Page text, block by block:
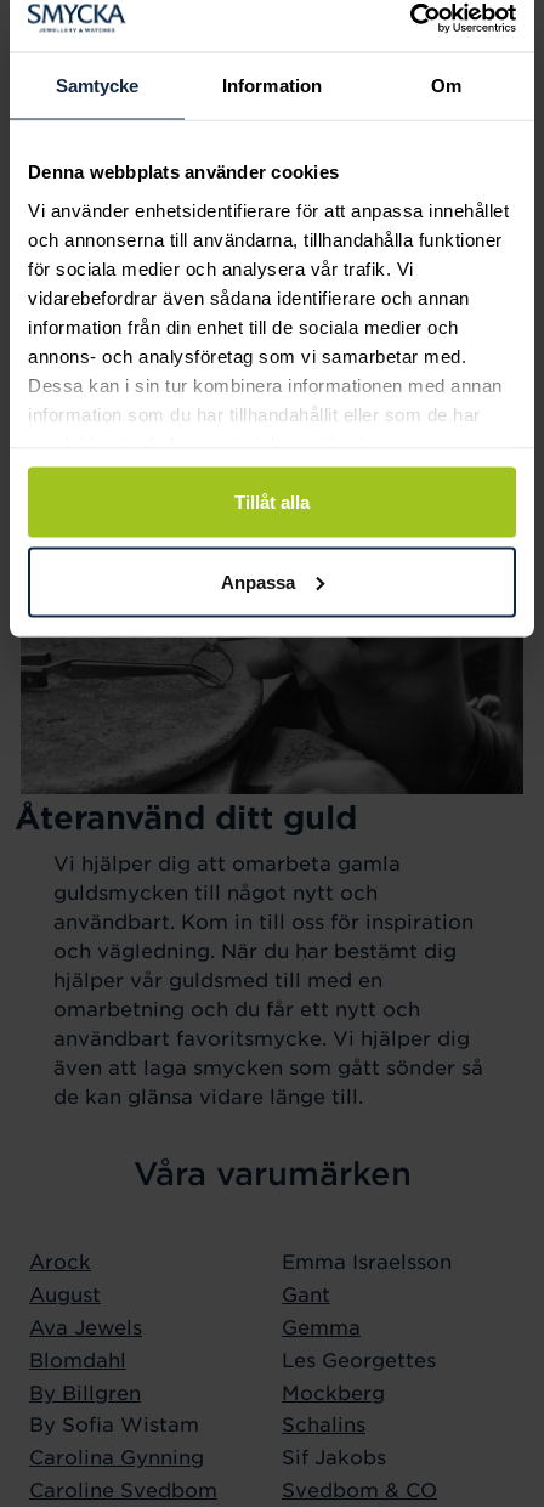
Samtycke Information Om
Denna webbplats använder cookies
Vi använder enhetsidentifierare för att anpassa innehållet
och annonserna till användarna, tillhandahålla funktioner
för sociala medier och analysera vår trafik. Vi
vidarebefordrar även sådana identifierare och annan
information från din enhet till de sociala medier och
annons- och analysföretag som vi samarbetar med.
Dessa kan i sin tur kombinera informationen med annan
information som du har tillhandahållit eller som de har
Tillåt alla
Anpassa
drömring för varje tillfälle i livet. Bokar du
perfekt för just din stil och smak.
Återanvänd ditt guld
Vi hjälper dig att omarbeta gamla
guldsmycken till något nytt och
användbart. Kom in till oss för inspiration
och vägledning. När du har bestämt dig
hjälper vår guldsmed till med en
omarbetning och du får ett nytt och
användbart favoritsmycke. Vi hjälper dig
även att laga smycken som gått sönder så
de kan glänsa vidare länge till.
Våra varumärken
Arock
August
Ava Jewels
Blomdahl
By Billgren
By Sofia Wistam
Carolina Gynning
Caroline Svedbom
Emma Israelsson
Gant
Gemma
Les Georgettes
Mockberg
Schalins
Sif Jakobs
Svedbom & CO